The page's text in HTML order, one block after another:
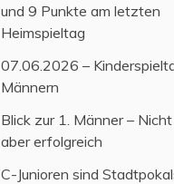
und 9 Punkte am letzten
Heimspieltag
07.06.2026 –
Männern
Blick zur 1. Männer – Nicht
aber erfolgreich
C-Junioren sind